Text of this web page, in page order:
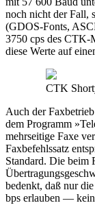
noch nicht der Fall,
(GDOS-Fonts,
3750 cps des CTK-
diese Werte auf
CTK
Auch der
dem Programm
mehrseitige Faxe
Faxbefehlssatz
Standard. Die beim
bedenkt, daß nur
bps erlauben —